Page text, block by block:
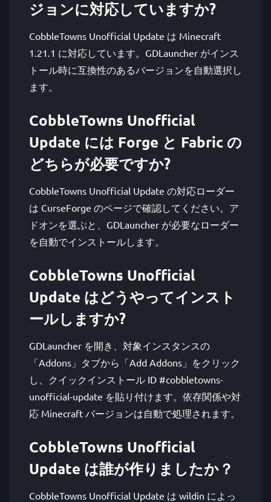
ジョンに対応していますか?
CobbleTowns Unofficial Update は Minecraft
1.21.1 に対応しています。GDLauncher がインス
トール時に互換性のあるバージョンを自動選択し
ます。
CobbleTowns Unofficial
Update には Forge と Fabric の
どちらが必要ですか?
CobbleTowns Unofficial Update の対応ローダー
は CurseForge のページで確認してください。ア
ドオンを選ぶと、GDLauncher が必要なローダー
を自動でインストールします。
CobbleTowns Unofficial
Update はどうやってインスト
ールしますか?
GDLauncher を開き、対象インスタンスの
「Addons」タブから「Add Addons」をクリック
し、クイックインストール ID #cobbletowns-
unofficial-update を貼り付けます。依存関係や対
応 Minecraft バージョンは自動で処理されます。
CobbleTowns Unofficial
Update は誰が作りましたか？
CobbleTowns Unofficial Update は wildin によっ